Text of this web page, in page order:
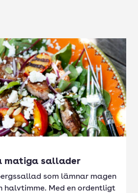
matiga sallader
som lämnar magen
halvtimme. Med en ordentligt